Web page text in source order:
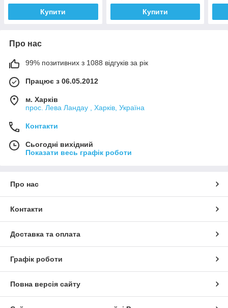
Купити Купити
Про нас
99% позитивних з 1088 відгуків за рік
Працює з 06.05.2012
м. Харків
прос. Лева Ландау , Харків, Україна
Контакти
Сьогодні вихідний
Показати весь графік роботи
Про нас
Контакти
Доставка та оплата
Графік роботи
Повна версія сайту